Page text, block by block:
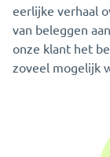
eerlijke verhaal
van beleggen
onze klant het
zoveel mogelijk